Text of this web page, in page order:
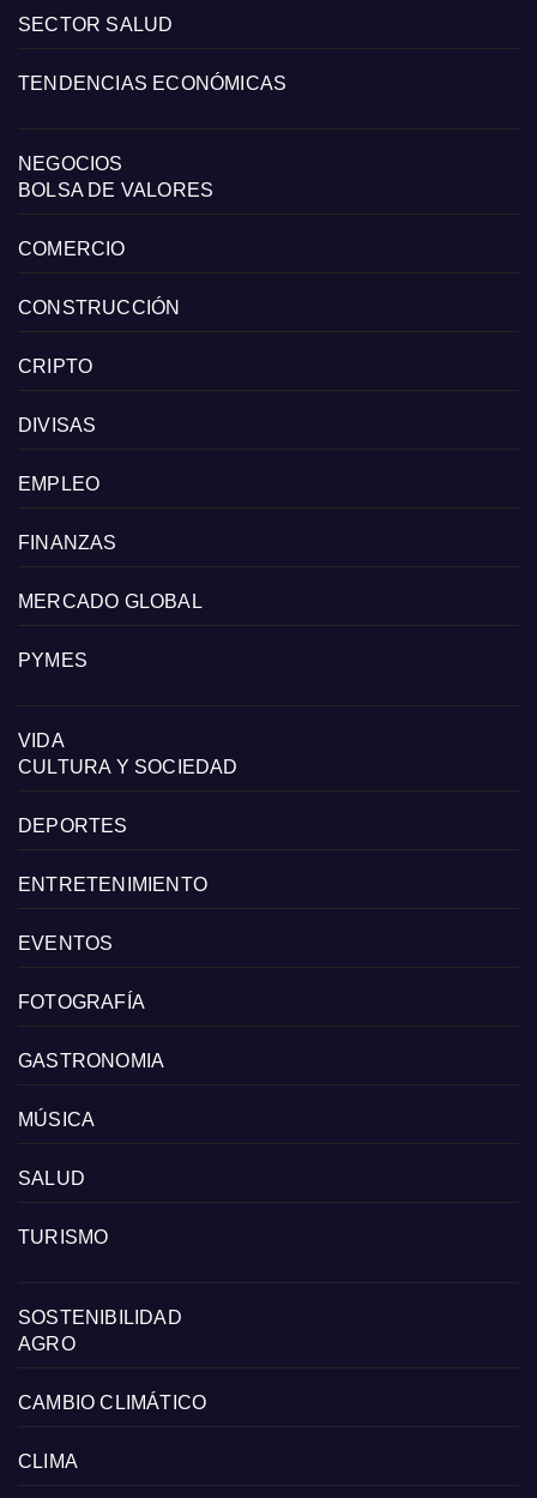
SECTOR SALUD
TENDENCIAS ECONÓMICAS
NEGOCIOS
BOLSA DE VALORES
COMERCIO
CONSTRUCCIÓN
CRIPTO
DIVISAS
EMPLEO
FINANZAS
MERCADO GLOBAL
PYMES
VIDA
CULTURA Y SOCIEDAD
DEPORTES
ENTRETENIMIENTO
EVENTOS
FOTOGRAFÍA
GASTRONOMIA
MÚSICA
SALUD
TURISMO
SOSTENIBILIDAD
AGRO
CAMBIO CLIMÁTICO
CLIMA